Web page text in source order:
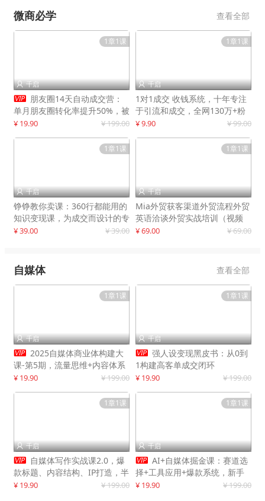
微商必学 查看全部
1章1课
 千启
 朋友圈14天自动成交营：
单月朋友圈转化率提升50%，被
动收入超3万元
¥ 19.90 ¥ 199.00
1章1课
 千启
1对1成交 收钱系统，十年专注
于引流和成交，全网130万+粉
丝
¥ 9.90 ¥ 99.00
1章1课
 千启
铮铮教你卖课：360行都能用的
知识变现课，为成交而设计的专
属课程
¥ 39.00 ¥ 39.00
1章1课
 千启
Mia外贸获客渠道外贸流程外贸
英语洽谈外贸实战培训（视频
课）价值399元
¥ 69.00 ¥ 69.00
自媒体 查看全部
1章1课
 千启
 2025自媒体商业体构建大
课-第5期，流量思维+内容体系
+变现闭环，打造个人可持续生
¥ 19.90 ¥ 199.00
1章1课
 千启
 强人设变现黑皮书：从0到
1构建高客单成交闭环
¥ 19.90 ¥ 199.00
1章1课
 千启
 自媒体写作实战课2.0，爆
款标题、内容结构、IP打造，半
年复制30万粉月入10万+
¥ 19.90 ¥ 199.00
1章1课
 千启
 AI+自媒体掘金课：赛道选
择+工具应用+爆款系统，新手
快速起步，副业月入8000+
¥ 19.90 ¥ 199.00